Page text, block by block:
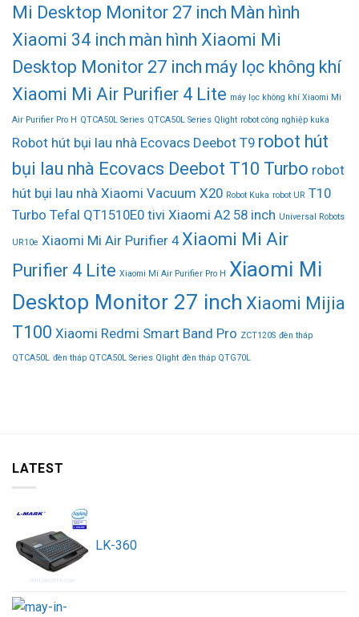
Mi Desktop Monitor 27 inch Màn hình
Xiaomi 34 inch màn hình Xiaomi Mi
Desktop Monitor 27 inch máy lọc không khí
Xiaomi Mi Air Purifier 4 Lite máy lọc không khí Xiaomi Mi
Air Purifier Pro H QTCA50L Series QTCA50L Series Qlight robot công nghiệp kuka
Robot hút bụi lau nhà Ecovacs Deebot T9 robot hút
bụi lau nhà Ecovacs Deebot T10 Turbo robot
hút bụi lau nhà Xiaomi Vacuum X20 Robot Kuka robot UR T10
Turbo Tefal QT1510E0 tivi Xiaomi A2 58 inch Universal Robots
UR10e Xiaomi Mi Air Purifier 4 Xiaomi Mi Air
Purifier 4 Lite Xiaomi Mi Air Purifier Pro H Xiaomi Mi
Desktop Monitor 27 inch Xiaomi Mijia
T100 Xiaomi Redmi Smart Band Pro ZCT120S đèn tháp
QTCA50L đèn tháp QTCA50L Series Qlight đèn tháp QTG70L
LATEST
LK-360